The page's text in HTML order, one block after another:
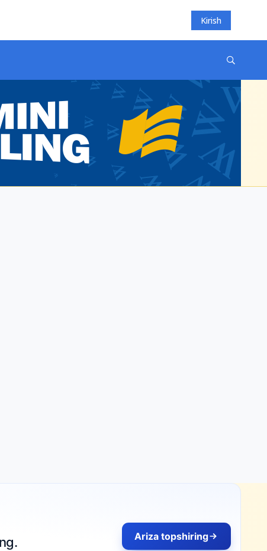
Kirish
Ariza topshiring